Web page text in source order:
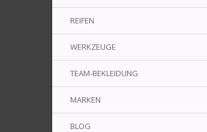
REIFEN
WERKZEUGE
TEAM-BEKLEIDUNG
MARKEN
BLOG